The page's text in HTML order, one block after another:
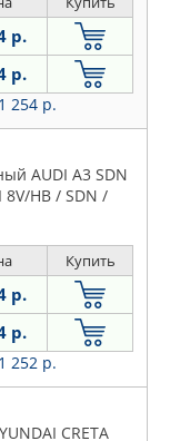
(1996-
р.
р.
254 р.
AUDI A3 SDN
8V/HB / SDN /
Q2
...)/ Q3
(2015-2020)/
Купить
р.
р.
252 р.
CRETA